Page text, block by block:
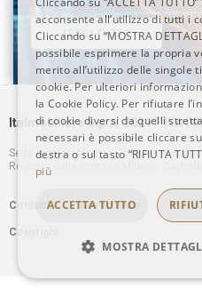
LEGGI TUTTO
Italmobiliare S.p.A. 2021 P.IVA
Sede legale: Milano – 20121, Via
Registro delle Imprese Milano -
Footer
menu
Contatti Avvertenze
Copyright
acconsente all’utilizzo di tutti i
Cliccando su “MOSTRA
possibile esprimere la propria
merito all’utilizzo delle singole
cookie. Per ulteriori
la Cookie Policy. Per rifiutare
di cookie diversi da quelli
necessari è possibile cliccare
destra o sul tasto “RIFIUTA
più
ACCETTA TUTTO
MOSTRA